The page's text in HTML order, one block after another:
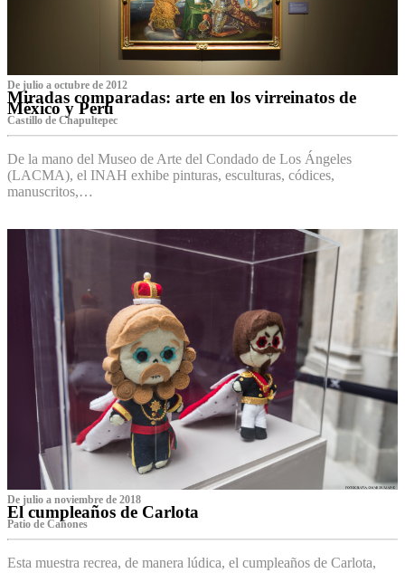
De julio a octubre de 2012
Miradas comparadas: arte en los virreinatos de
México y Perú
Castillo de Chapultepec
De la mano del Museo de Arte del Condado de Los Ángeles
(LACMA), el INAH exhibe pinturas, esculturas, códices,
manuscritos,…
De julio a noviembre de 2018
El cumpleaños de Carlota
Patio de Cañones
Esta muestra recrea, de manera lúdica, el cumpleaños de Carlota,